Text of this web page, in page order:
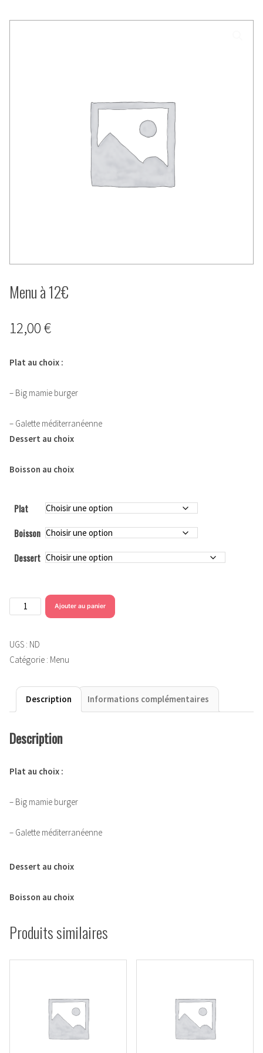
Menu à 12€
12,00€
Plat au choix :
– Big mamie burger
– Galette méditerranéenne
Dessert au choix
Boisson au choix
Plat
Boisson
Dessert
quantité
à
12€
Ajouter au panier
UGS : ND
Catégorie : Menu
Description Informations complémentaires
Description
Plat au choix :
– Big mamie burger
– Galette méditerranéenne
Dessert au choix
Boisson au choix
Produits similaires